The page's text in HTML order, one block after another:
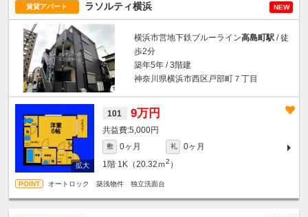
賃貸アパート ラソルティ横浜 NEW
横浜市営地下鉄ブルーライン高島町駅 / 徒
歩2分
築年5年 / 3階建
神奈川県横浜市西区戸部町７丁目
101 9万円
5,000円
敷 0ヶ月 礼
0ヶ月
1階 1K（20.32ｍ2 ）
オートロック 築浅物件 独立洗面台